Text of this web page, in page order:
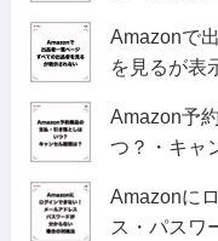
Amazonで
を見るが表
Amazon予
つ？・キャ
Amazonに
ス・パスワ